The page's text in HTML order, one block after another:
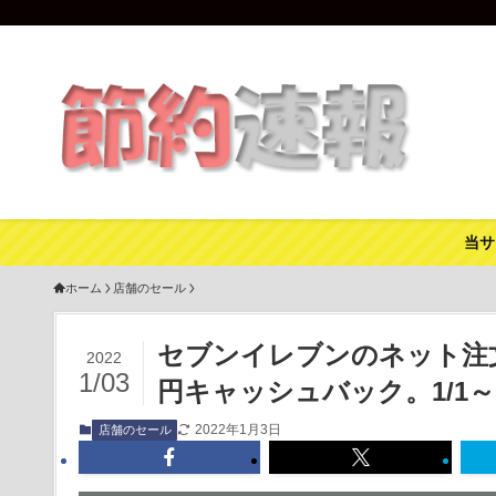
当
ホーム 店舗のセール
セブンイレブンのネット注
円キャッシュバック。1/1
2022
1/03
店舗のセール 2022年1月3日